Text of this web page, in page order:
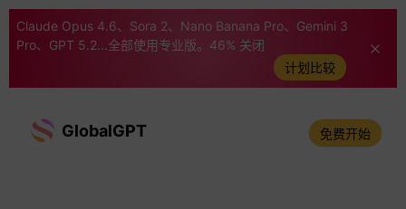
Claude Opus 4.6、Sora 2、Nano Banana Pro、Gemini 3
Pro、GPT 5.2...全部使用专业版。46% 关闭
计划比较
GlobalGPT 免费开始